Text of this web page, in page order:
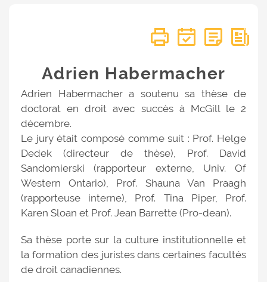
Adrien Habermacher
Adrien Habermacher a soutenu sa thèse de
doctorat en droit avec succès à McGill le 2
décembre.
Le jury était composé comme suit : Prof. Helge
Dedek (directeur de thèse), Prof. David
Sandomierski (rapporteur externe, Univ. Of
Western Ontario), Prof. Shauna Van Praagh
(rapporteuse interne), Prof. Tina Piper, Prof.
Karen Sloan et Prof. Jean Barrette (Pro-dean).
Sa thèse porte sur la culture institutionnelle et
la formation des juristes dans certaines facultés
de droit canadiennes.